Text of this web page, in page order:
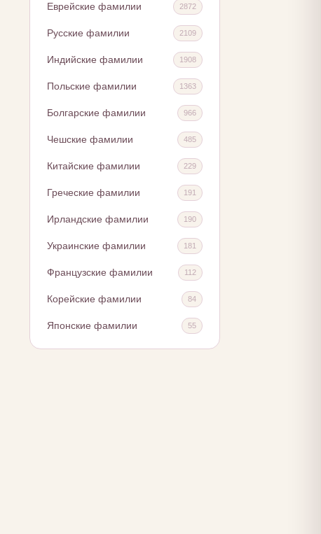
Еврейские фамилии 2872
Русские фамилии 2109
Индийские фамилии 1908
Польские фамилии 1363
Болгарские фамилии 966
Чешские фамилии 485
Китайские фамилии 229
Греческие фамилии 191
Ирландские фамилии 190
Украинские фамилии 181
Французские фамилии 112
Корейские фамилии 84
Японские фамилии 55